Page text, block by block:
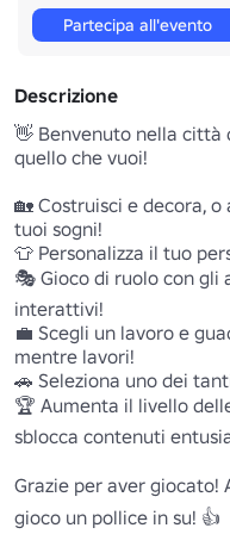
Partecipa all'evento
Descrizione
👋 Benvenuto nella città
quello che vuoi!
🏡 Costruisci e decora,
tuoi sogni!
👕 Personalizza il tuo
🎭 Gioco di ruolo con
interattivi!
💼 Scegli un lavoro e
mentre lavori!
🚗 Seleziona uno dei
🏆 Aumenta il livello
sblocca contenuti
Grazie per aver giocato!
gioco un pollice in su! 👍